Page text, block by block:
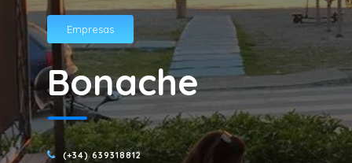
Empresas
Bonache
(+34) 639318812